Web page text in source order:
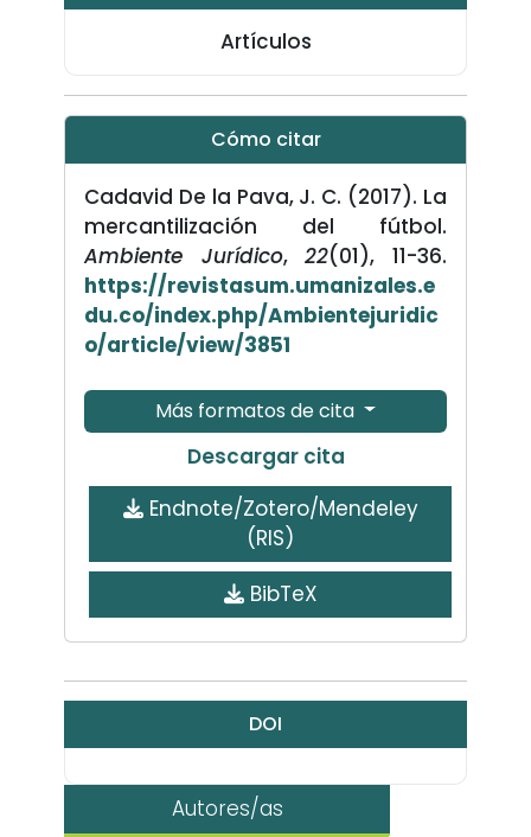
Artículos
Cómo citar
Cadavid De la Pava, J. C. (2017). La
mercantilización del fútbol.
Ambiente Jurídico,22(01), 11-36.
https://revistasum.umanizales.e
du.co/index.php/Ambientejuridic
o/article/view/3851
Más formatos de cita
Descargar cita
Endnote/Zotero/Mendeley
(RIS)
BibTeX
DOI
Autores/as